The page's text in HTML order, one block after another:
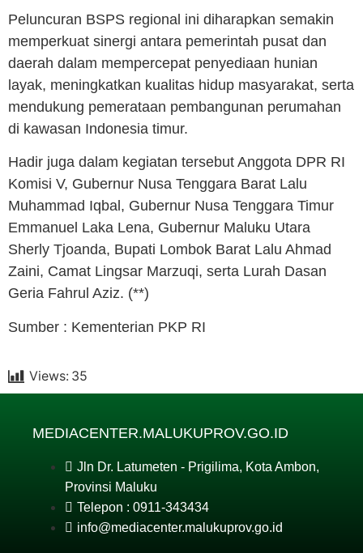
Peluncuran BSPS regional ini diharapkan semakin
memperkuat sinergi antara pemerintah pusat dan
daerah dalam mempercepat penyediaan hunian
layak, meningkatkan kualitas hidup masyarakat, serta
mendukung pemerataan pembangunan perumahan
di kawasan Indonesia timur.
Hadir juga dalam kegiatan tersebut Anggota DPR RI
Komisi V, Gubernur Nusa Tenggara Barat Lalu
Muhammad Iqbal , Gubernur Nusa Tenggara Timur
Emmanuel Laka Lena, Gubernur Maluku Utara
Sherly Tjoanda, Bupati Lombok Barat Lalu Ahmad
Zaini, Camat Lingsar Marzuqi, serta Lurah Dasan
Geria Fahrul Aziz. (**)
Sumber : Kementerian PKP RI
Views: 35
MEDIACENTER.MALUKUPROV.GO.ID
Jln Dr. Latumeten - Prigilima, Kota Ambon,
Provinsi Maluku
Telepon : 0911-343434
info@mediacenter.malukuprov.go.id